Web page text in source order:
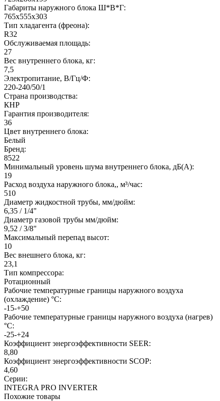
Габариты наружного блока Ш*В*Г:
765x555x303
Тип хладагента (фреона):
R32
Обслуживаемая площадь:
27
Вес внутреннего блока, кг:
7,5
Электропитание, В/Гц/Ф:
220-240/50/1
Страна производства:
КНР
Гарантия производителя:
36
Цвет внутреннего блока:
Белый
Бренд:
8522
Минимальный уровень шума внутреннего блока, дБ(А):
19
Расход воздуха наружного блока,, м³/час:
510
Диаметр жидкостной трубы, мм/дюйм:
6,35 / 1/4"
Диаметр газовой трубы мм/дюйм:
9,52 / 3/8"
Максимальный перепад высот:
10
Вес внешнего блока, кг:
23,1
Тип компрессора:
Ротационный
Рабочие температурные границы наружного воздуха
(охлаждение) °C:
-15-+50
Рабочие температурные границы наружного воздуха (нагрев)
°C:
-25-+24
Коэффициент энергоэффективности SEER:
8,80
Коэффициент энергоэффективности SCOP:
4,60
Серии:
INTEGRA PRO INVERTER
Похожие товары